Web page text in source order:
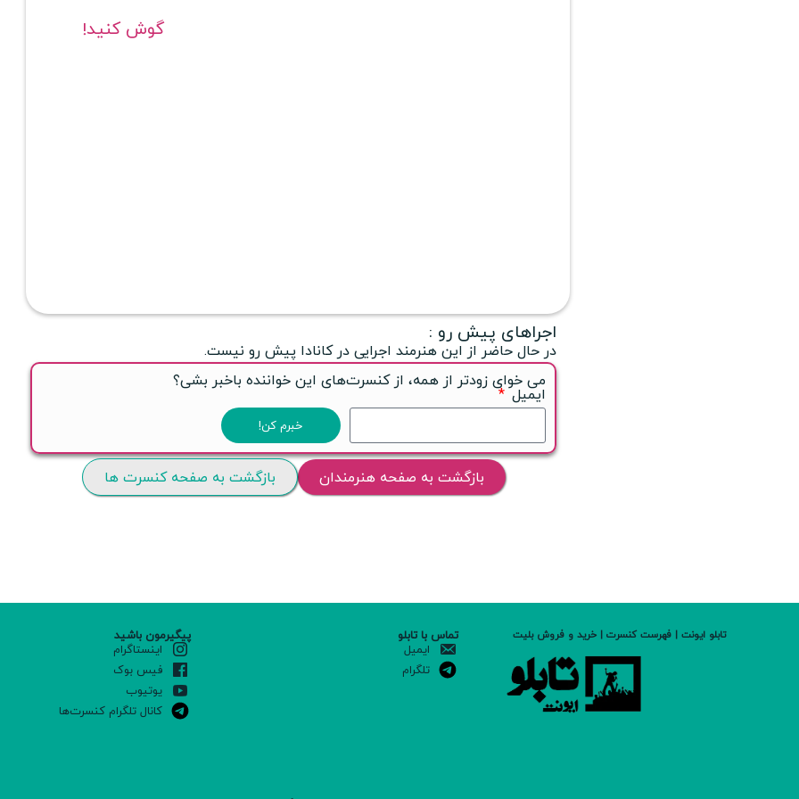
گوش کنید!
اجراهای پیش رو :
در حال حاضر از این هنرمند اجرایی در کانادا پیش رو نیست.
می خوای زودتر از همه، از کنسرت‌های این خواننده باخبر بشی؟
ایمیل
خبرم کن!
بازگشت به صفحه هنرمندان بازگشت به صفحه کنسرت ها
پیگیرمون باشید
اینستاگرام
فیس بوک
یوتیوب
کانال تلگرام کنسرت‌ها
تماس با تابلو
ایمیل
تلگرام
تابلو ایونت | فهرست کنسرت | خرید و فروش بلیت